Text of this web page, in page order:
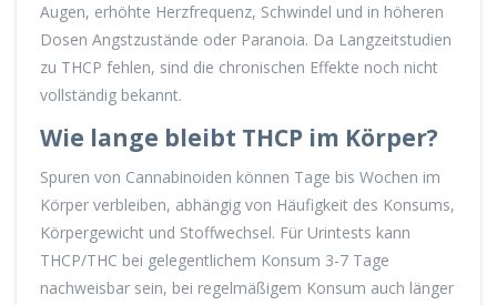
Augen, erhöhte Herzfrequenz, Schwindel und in höheren
Dosen Angstzustände oder Paranoia. Da Langzeitstudien
zu THCP fehlen, sind die chronischen Effekte noch nicht
vollständig bekannt.
Wie lange bleibt THCP im Körper?
Spuren von Cannabinoiden können Tage bis Wochen im
Körper verbleiben, abhängig von Häufigkeit des Konsums,
Körpergewicht und Stoffwechsel. Für Urintests kann
THCP/THC bei gelegentlichem Konsum 3-7 Tage
nachweisbar sein, bei regelmäßigem Konsum auch länger